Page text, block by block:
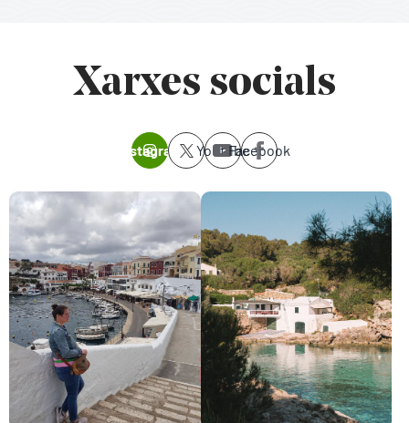
Xarxes socials
Instagram YoutubeFacebook